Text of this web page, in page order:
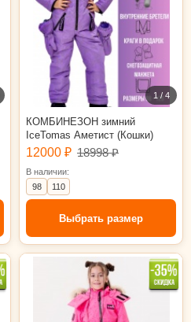
1 / 4
КОМБИНЕЗОН зимний
IceTomas Аметист (Кошки)
12000 ₽ 18998 ₽
В наличии:
98
110
Выбрать размер